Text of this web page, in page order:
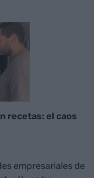
recetas: el caos
empresariales de